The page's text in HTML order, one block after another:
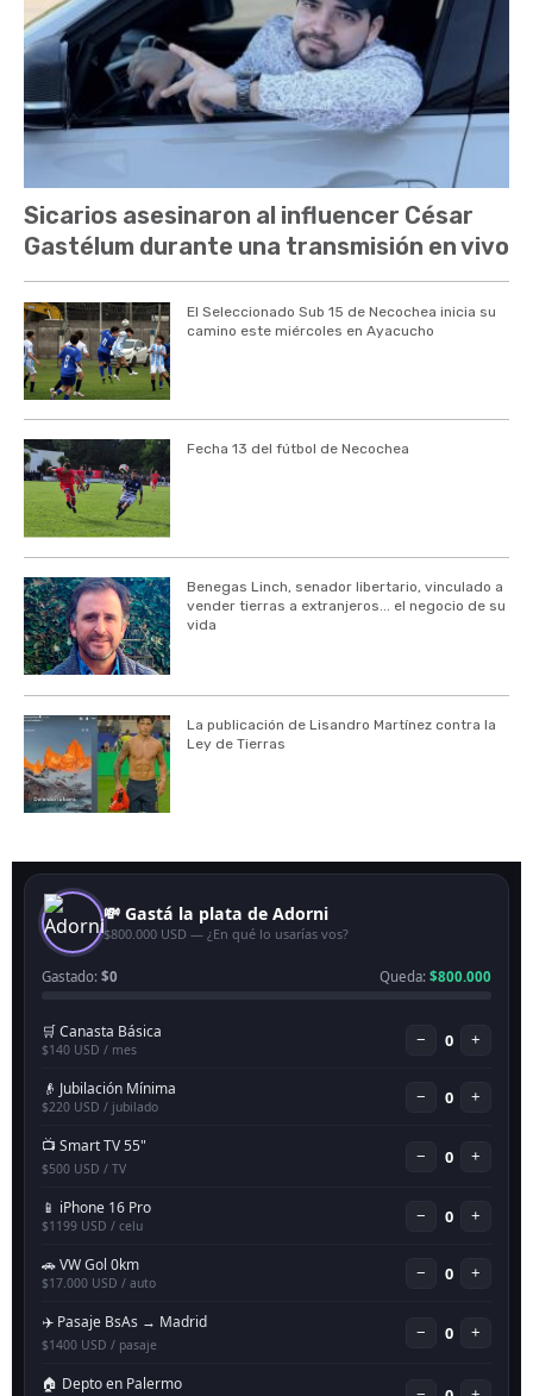
Sicarios asesinaron al influencer César
Gastélum durante una transmisión en vivo
El Seleccionado Sub 15 de Necochea inicia su
camino este miércoles en Ayacucho
Fecha 13 del fútbol de Necochea
Benegas Linch, senador libertario, vinculado a
vender tierras a extranjeros... el negocio de su
vida
La publicación de Lisandro Martínez contra la
Ley de Tierras